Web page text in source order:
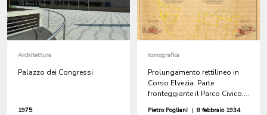
Architettura
Palazzo dei Congressi
1975
Iconografica
Prolungamento rettilineo in
Corso Elvezia. Parte
fronteggiante il Parco Civico.
Pietro Pogliani | 8 febbraio 1934